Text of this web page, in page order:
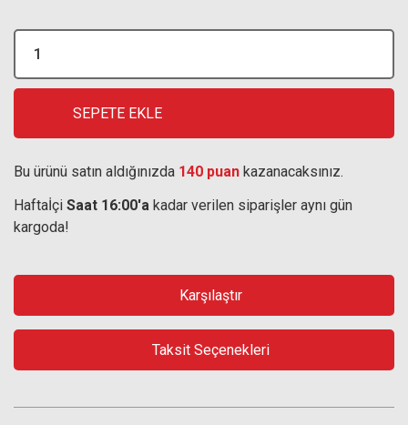
SEPETE EKLE
Bu ürünü satın aldığınızda 140 puan kazanacaksınız.
Haftaİçi Saat 16:00'a kadar verilen siparişler aynı gün
kargoda!
Karşılaştır
Taksit Seçenekleri